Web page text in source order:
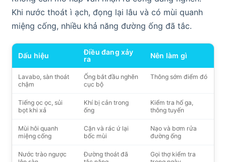
Khi nước thoát ì ạch, đọng lại lâu và có mùi quanh
miệng cống, nhiều khả năng đường ống đã tắc.
Dấu hiệu
Điều đang xảy
ra
Nên làm gì
Lavabo, sàn thoát
chậm
Ống bắt đầu nghẽn
cục bộ
Thông sớm điểm đó
Tiếng ọc ọc, sủi
bọt khi xả
Khí bị cản trong
ống
Kiểm tra hố ga,
thông tuyến
Mùi hôi quanh
miệng cống
Cặn và rác ứ lại
bốc mùi
Nạo và bơm rửa
đường ống
Nước trào ngược
Đường thoát đã
Gọi thợ kiểm tra